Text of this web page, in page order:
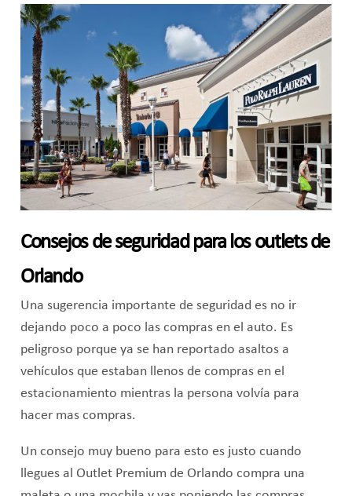
Consejos de seguridad para los outlets de
Orlando
Una sugerencia importante de seguridad es no ir
dejando poco a poco las compras en el auto. Es
peligroso porque ya se han reportado asaltos a
vehículos que estaban llenos de compras en el
estacionamiento mientras la persona volvía para
hacer mas compras.
Un consejo muy bueno para esto es justo cuando
llegues al Outlet Premium de Orlando compra una